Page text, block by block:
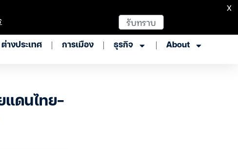
ต่างประเทศ การเมือง ธุรกิจ About
แดนไทย-
รับทราบ
X